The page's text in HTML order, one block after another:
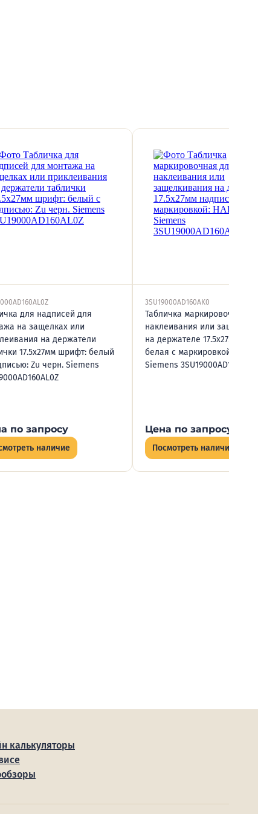
для надписей для
на защелках или
на держатели
17.5х27мм шрифт: белый
Zu черн. Siemens
по запросу
наличие
3SU19000AD160AK0
Табличка маркировочная
наклеивания или
на держателе 17.5х27мм
белая с маркировкой: HALT
Siemens 3SU19000AD160AK0
Цена по запросу
Посмотреть наличие
калькуляторы